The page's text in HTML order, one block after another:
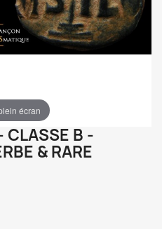
écran
CLASSE B -
& RARE